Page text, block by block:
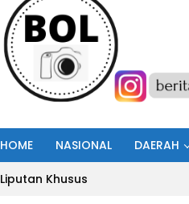
HOME NASIONAL DAERAH
Liputan Khusus